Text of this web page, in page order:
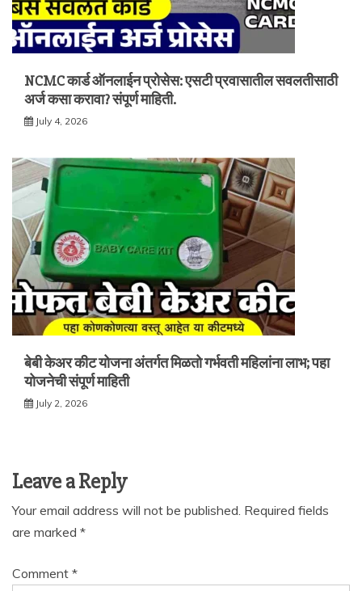
NCMC कार्ड ऑनलाईन प्रोसेस: एसटी प्रवासातील सवलतीसाठी
अर्ज कसा करावा? संपूर्ण माहिती.
July 4, 2026
बेबी केअर कीट योजना अंतर्गत मिळतो गर्भवती महिलांना लाभ; पहा
योजनेची संपूर्ण माहिती
July 2, 2026
Leave a Reply
Your email address will not be published. Required fields
are marked *
Comment *